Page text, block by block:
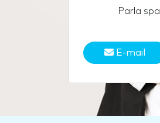
Parla
E-mail